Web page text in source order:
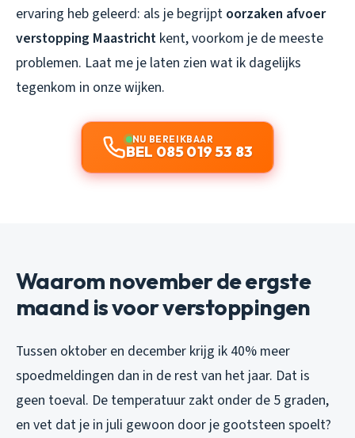
ervaring heb geleerd: als je begrijpt oorzaken afvoer
verstopping Maastricht kent, voorkom je de meeste
problemen. Laat me je laten zien wat ik dagelijks
tegenkom in onze wijken.
NU BEREIKBAAR
BEL 085 019 53 83
Waarom november de ergste
maand is voor verstoppingen
Tussen oktober en december krijg ik 40% meer
spoedmeldingen dan in de rest van het jaar. Dat is
geen toeval. De temperatuur zakt onder de 5 graden,
en vet dat je in juli gewoon door je gootsteen spoelt?